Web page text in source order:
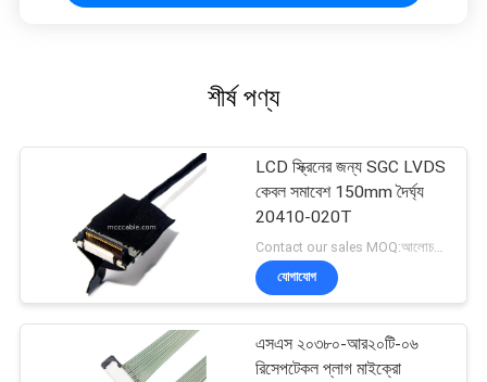
শীর্ষ পণ্য
LCD স্ক্রিনের জন্য SGC LVDS
কেবল সমাবেশ 150mm দৈর্ঘ্য
20410-020T
যোগাযোগ
এসএস ২০৩৮০-আর২০টি-০৬
রিসেপটেকল প্লাগ মাইক্রো